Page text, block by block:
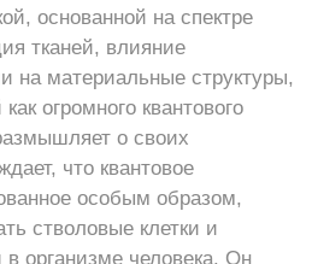
основанной на спектре
тканей, влияние
на материальные структуры,
огромного квантового
о своих
что квантовое
особым образом,
стволовые клетки и
в организме человека. Он